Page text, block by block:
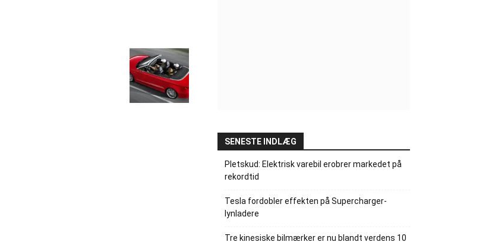
SENESTE INDLÆG
Pletskud: Elektrisk varebil erobrer markedet på
rekordtid
Tesla fordobler effekten på Supercharger-
lynladere
Tre kinesiske bilmærker er nu blandt verdens 10